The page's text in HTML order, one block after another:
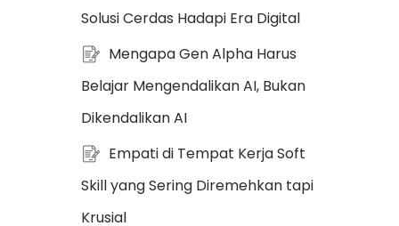
Solusi Cerdas Hadapi Era Digital
Mengapa Gen Alpha Harus
Belajar Mengendalikan AI, Bukan
Dikendalikan AI
Empati di Tempat Kerja Soft
Skill yang Sering Diremehkan tapi
Krusial